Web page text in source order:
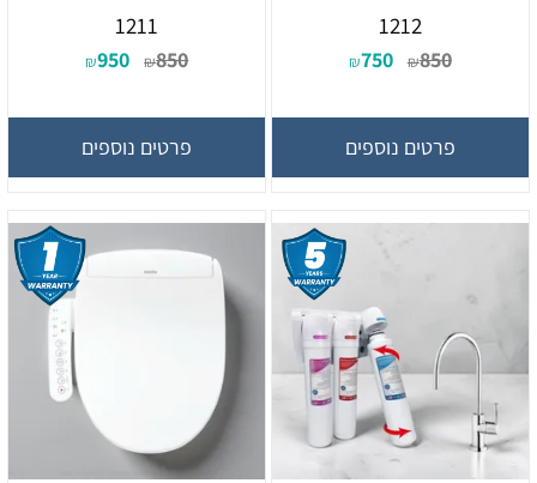
1212
₪850
₪750
פרטים נוספים
1211
₪850
₪950
פרטים נוספים